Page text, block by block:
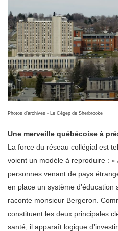
Photos d’archives - Le Cégep de Sherbrooke
Une merveille québécoise à
La force du réseau collégial est
voient un modèle à reproduire : «
personnes venant de pays
en place un système d’éducation
raconte monsieur Bergeron.
constituent les deux principales
santé, il apparaît logique